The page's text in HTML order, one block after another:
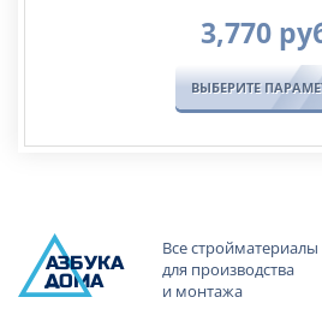
3,770
ВЫБЕРИТЕ
ОМА
АЗБУКА
Все стройматериалы
для производства
и монтажа